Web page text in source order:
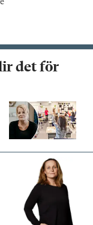
det för